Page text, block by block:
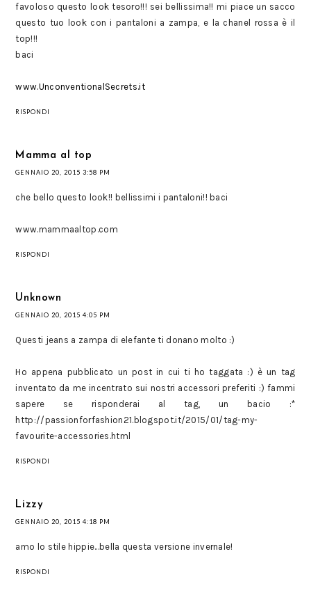
favoloso questo look tesoro!!! sei bellissima!! mi piace un sacco
questo tuo look con i pantaloni a zampa, e la chanel rossa è il
top!!!
baci
www.UnconventionalSecrets.it
RISPONDI
Mamma al top
GENNAIO 20, 2015 3:58 PM
che bello questo look!! bellissimi i pantaloni!! baci
www.mammaaltop.com
RISPONDI
Unknown
GENNAIO 20, 2015 4:05 PM
Questi jeans a zampa di elefante ti donano molto :)
Ho appena pubblicato un post in cui ti ho taggata :) è un tag
inventato da me incentrato sui nostri accessori preferiti :) fammi
sapere se risponderai al tag, un bacio :*
http://passionforfashion21.blogspot.it/2015/01/tag-my-
favourite-accessories.html
RISPONDI
Lizzy
GENNAIO 20, 2015 4:18 PM
amo lo stile hippie...bella questa versione invernale!
RISPONDI